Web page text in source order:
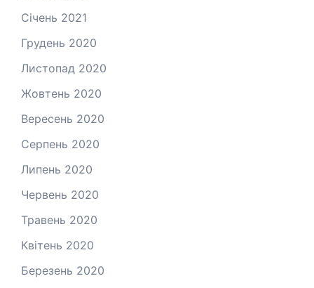
Січень 2021
Грудень 2020
Листопад 2020
Жовтень 2020
Вересень 2020
Серпень 2020
Липень 2020
Червень 2020
Травень 2020
Квітень 2020
Березень 2020